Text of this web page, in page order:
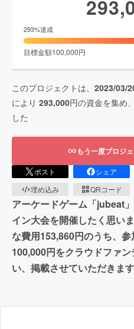
293%達成
目標金額100,000円
このプロジェクトは、 2023/03/
により 293,000円の資金を集め、
した
もう一度プロジ
ポスト シェア
埋め込み
QRコード
アーケードゲーム「jubeat
イン大会を開催したく思い
な費用153,860円のうち、
100,000円をクラウドファ
い、掲載させていただきます